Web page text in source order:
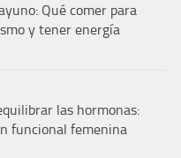
Qué comer para
y tener energía
las hormonas:
funcional femenina